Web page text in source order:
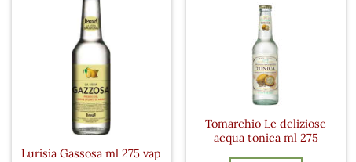
Lurisia Gassosa ml 275 vap
Tomarchio Le deliziose
acqua tonica ml 275